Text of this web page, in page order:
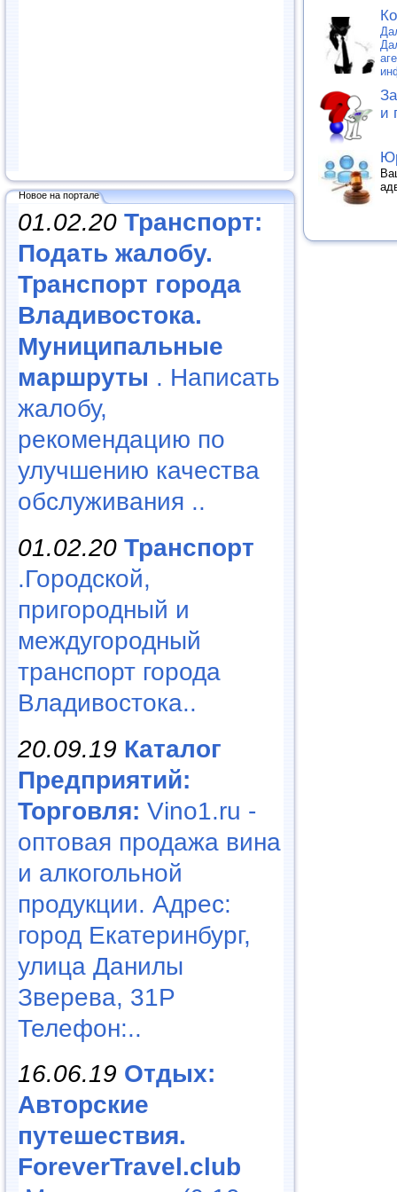
Новое на портале
01.02.20 Транспорт:
Подать жалобу.
Транспорт города
Владивостока.
Муниципальные
маршруты . Написать
жалобу,
рекомендацию по
улучшению качества
обслуживания ..
01.02.20 Транспорт
.Городской,
пригородный и
междугородный
транспорт города
Владивостока..
20.09.19 Каталог
Предприятий:
Торговля: Vino1.ru -
оптовая продажа вина
и алкогольной
продукции. Адрес:
город Екатеринбург,
улица Данилы
Зверева, 31Р
Телефон:..
16.06.19 Отдых:
Авторские
путешествия.
ForeverTravel.club
и